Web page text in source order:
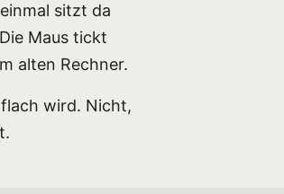
sitzt da
Maus tickt
alten Rechner.
wird. Nicht,